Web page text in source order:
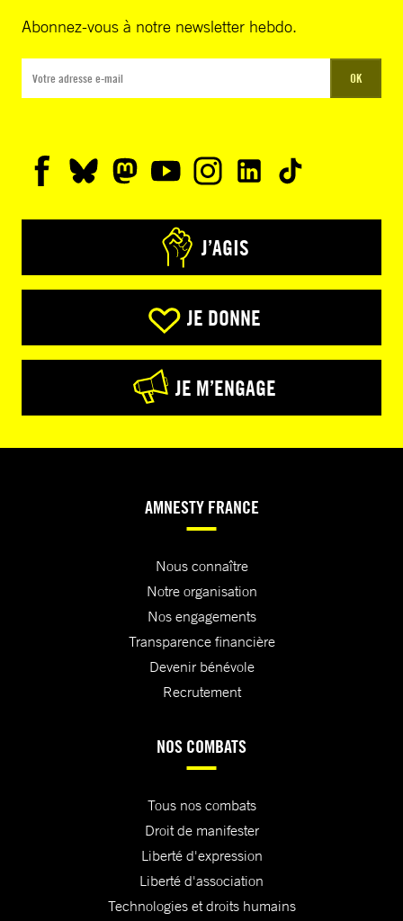
Abonnez-vous à notre newsletter hebdo.
OK
J’AGIS
JE DONNE
JE M’ENGAGE
AMNESTY FRANCE
Nous connaître
Notre organisation
Nos engagements
Transparence financière
Devenir bénévole
Recrutement
NOS COMBATS
Tous nos combats
Droit de manifester
Liberté d'expression
Liberté d'association
Technologies et droits humains